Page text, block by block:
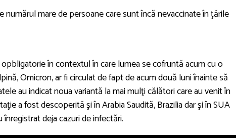
numărul mare de persoane care sunt încă nevaccinate în ţările
în contextul în care lumea se cofruntă acum cu o
Omicron, ar fi circulat de fapt de acum două luni înainte să
au indicat noua variantă la mai mulţi călători care au venit în
a fost descoperită şi în Arabia Saudită, Brazilia dar şi în SUA
deja cazuri de infectări.